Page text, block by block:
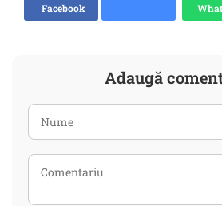
Facebook
Adaugă